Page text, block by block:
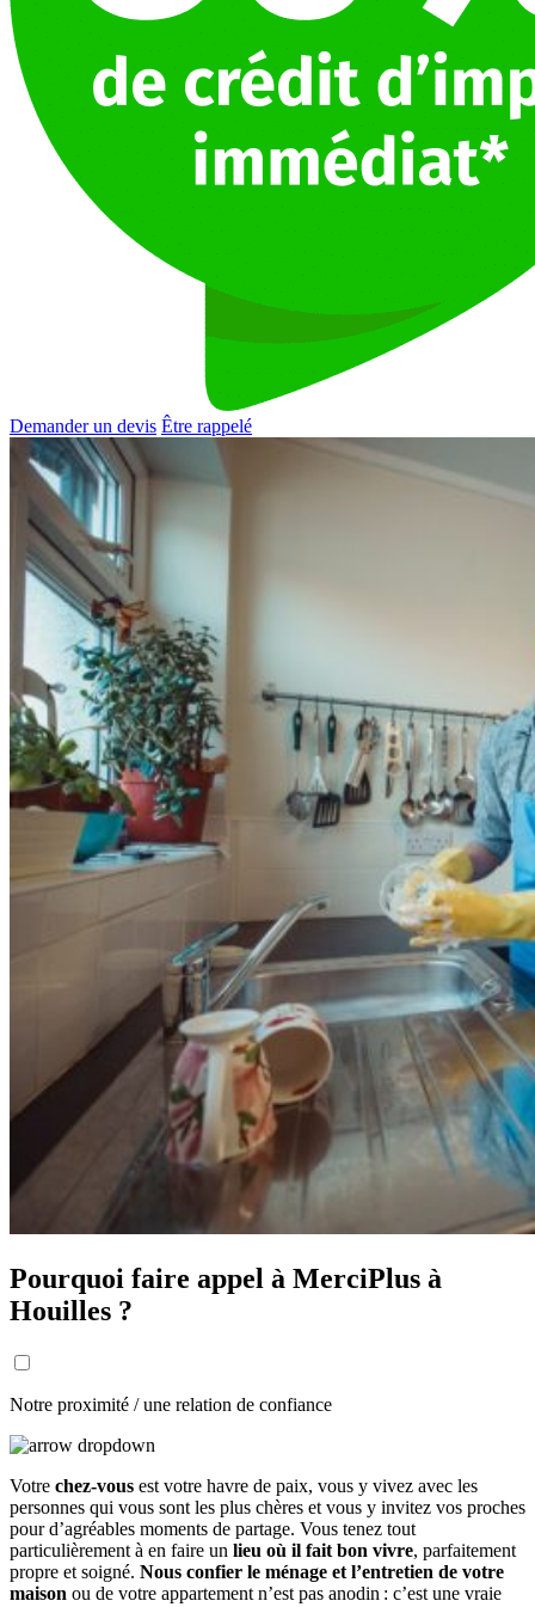
Demander un devis Être rappelé
Pourquoi faire appel à MerciPlus à
Houilles ?
Notre proximité / une relation de confiance
Votre chez-vous est votre havre de paix, vous y vivez avec les
personnes qui vous sont les plus chères et vous y invitez vos proches
pour d’agréables moments de partage. Vous tenez tout
particulièrement à en faire un lieu où il fait bon vivre, parfaitement
propre et soigné. Nous confier le ménage et l’entretien de votre
maison ou de votre appartement n’est pas anodin : c’est une vraie